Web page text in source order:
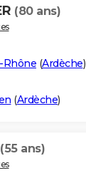
(80 ans)
Rhône (Ardèche)
(Ardèche)
(55 ans)